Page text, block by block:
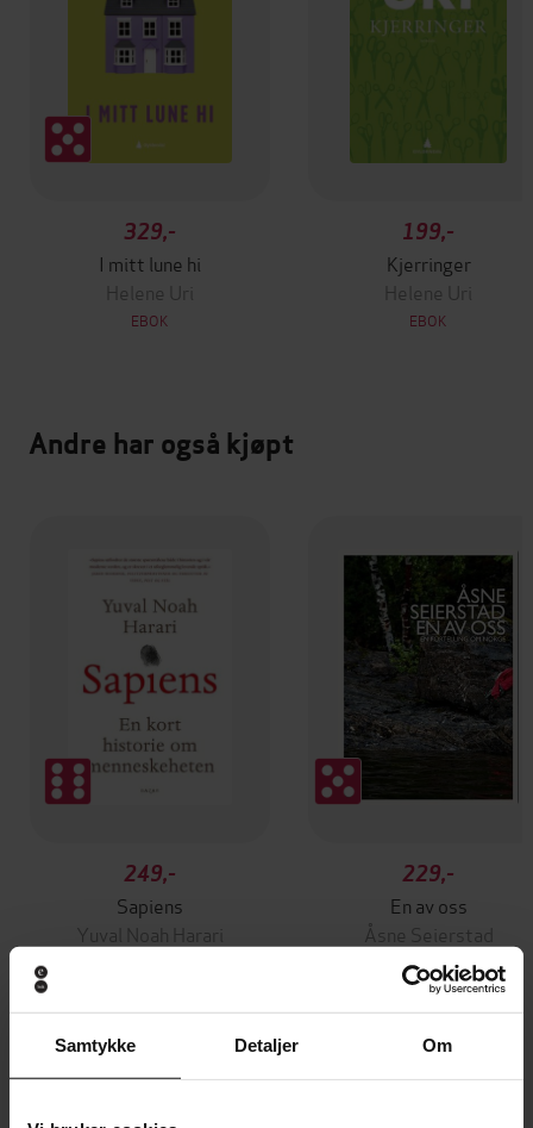
Samtykke Detaljer Om
329,-
I mitt lune hi
Helene Uri
EBOK
199,-
Kjerringer
Helene Uri
EBOK
Andre har også kjøpt
249,-
Sapiens
Yuval Noah Harari
229,-
En av oss
Åsne Seierstad
EBOK